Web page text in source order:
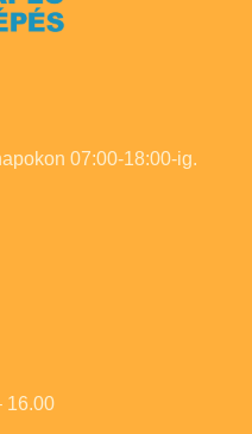
07:00-18:00-ig.
16.00